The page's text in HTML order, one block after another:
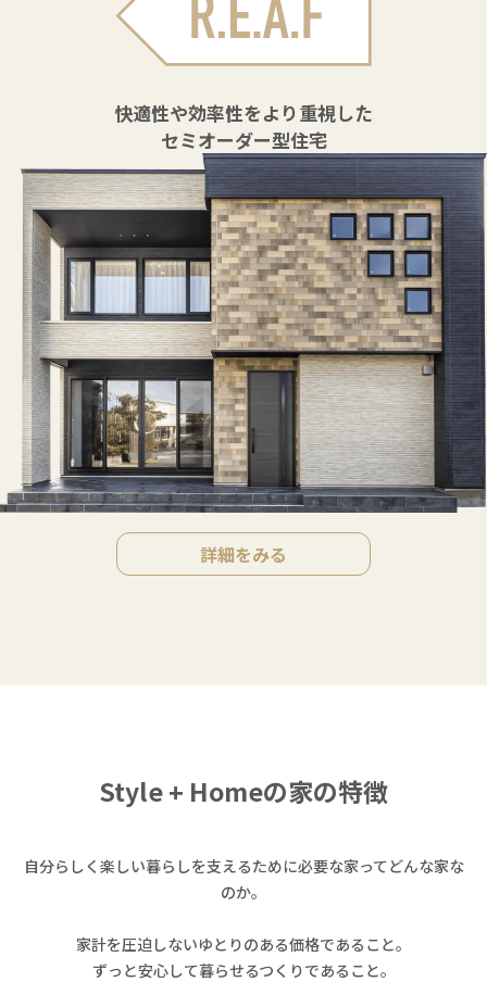
快適性や効率性をより重視した
セミオーダー型住宅
詳細をみる
Style + Homeの家の特徴
自分らしく楽しい暮らしを支えるために必要な家ってどんな家な
のか。
家計を圧迫しないゆとりのある価格であること。
ずっと安心して暮らせるつくりであること。